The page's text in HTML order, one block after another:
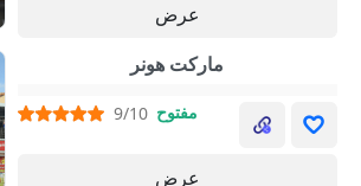
عرض
ماركت هونر
9/10 مفتوح
عرض